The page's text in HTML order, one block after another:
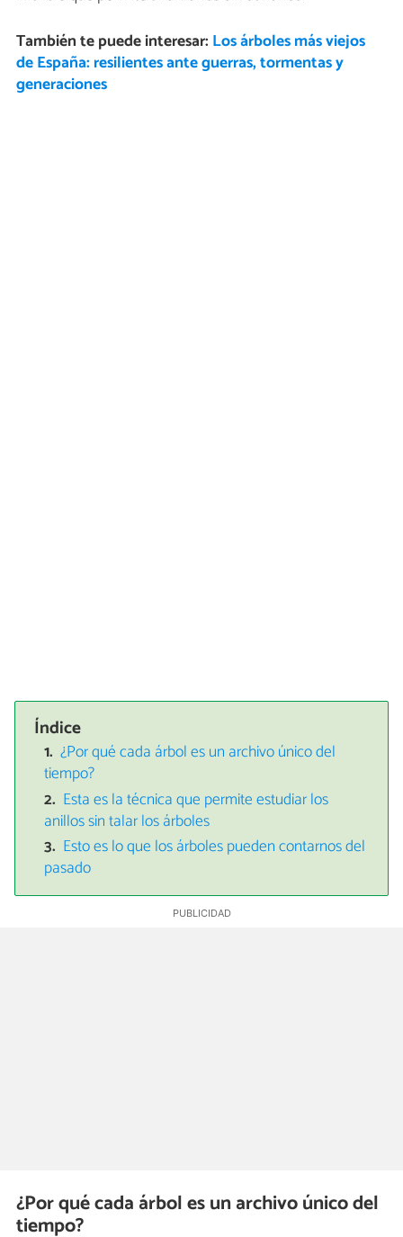
También te puede interesar: Los árboles más viejos
de España: resilientes ante guerras, tormentas y
generaciones
Índice
¿Por qué cada árbol es un archivo único del
tiempo?
Esta es la técnica que permite estudiar los
anillos sin talar los árboles
Esto es lo que los árboles pueden contarnos del
pasado
¿Por qué cada árbol es un archivo único del
tiempo?